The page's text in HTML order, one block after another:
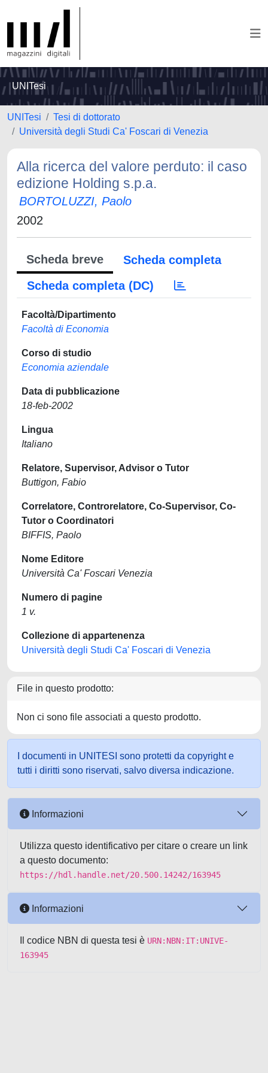
UNITesi
UNITesi
Tesi di dottorato
Università degli Studi Ca' Foscari di Venezia
Alla ricerca del valore perduto: il caso
edizione Holding s.p.a.
BORTOLUZZI, Paolo
2002
Scheda breve
Scheda completa
Scheda completa (DC)
Facoltà/Dipartimento
Facoltà di Economia
Corso di studio
Economia aziendale
Data di pubblicazione
18-feb-2002
Lingua
Italiano
Relatore, Supervisor, Advisor o Tutor
Buttigon, Fabio
Correlatore, Controrelatore, Co-Supervisor, Co-
Tutor o Coordinatori
BIFFIS, Paolo
Nome Editore
Università Ca' Foscari Venezia
Numero di pagine
1 v.
Collezione di appartenenza
Università degli Studi Ca' Foscari di Venezia
File in questo prodotto:
Non ci sono file associati a questo prodotto.
I documenti in UNITESI sono protetti da copyright e
tutti i diritti sono riservati, salvo diversa indicazione.
Informazioni
Utilizza questo identificativo per citare o creare un link
a questo documento:
https://hdl.handle.net/20.500.14242/163945
Informazioni
Il codice NBN di questa tesi è URN:NBN:IT:UNIVE-
163945